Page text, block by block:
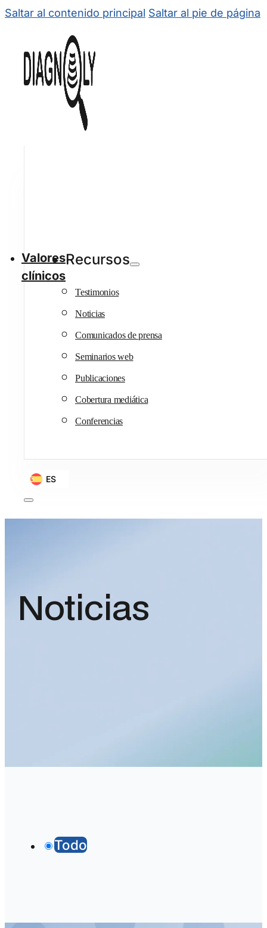
Saltar al contenido principal Saltar al pie de página
Valores
clínicos
Recursos
Testimonios
Noticias
Comunicados de prensa
Seminarios web
Publicaciones
Cobertura mediática
Conferencias
ES
Noticias
Todo